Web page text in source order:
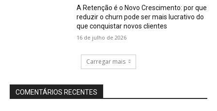
A Retenção é o Novo Crescimento: por que
reduzir o churn pode ser mais lucrativo do
que conquistar novos clientes
16 de julho de 2026
Carregar mais
COMENTÁRIOS RECENTES